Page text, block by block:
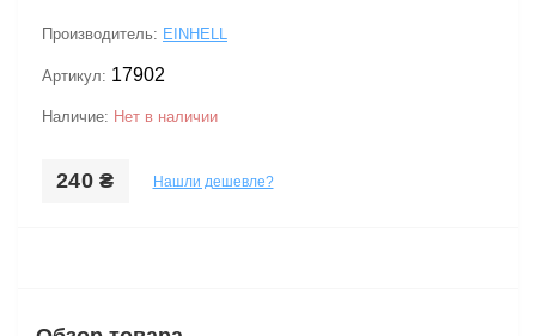
Производитель: EINHELL
Артикул: 17902
Наличие: Нет в наличии
240 ₴ Нашли дешевле?